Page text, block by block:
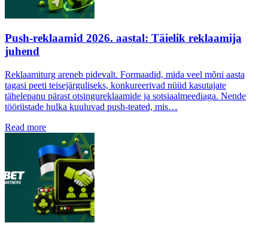
Push-reklaamid 2026. aastal: Täielik reklaamija
juhend
Reklaamiturg areneb pidevalt. Formaadid, mida veel mõni aasta
tagasi peeti teisejärguliseks, konkureerivad nüüd kasutajate
tähelepanu pärast otsingureklaamide ja sotsiaalmeediaga. Nende
tööriistade hulka kuuluvad push-teated, mis…
Read more